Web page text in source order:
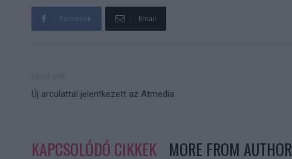
Facebook Email
Új arculattal jelentkezett az Atmedia
KAPCSOLÓDÓ CIKKEK MORE FROM AUTHOR